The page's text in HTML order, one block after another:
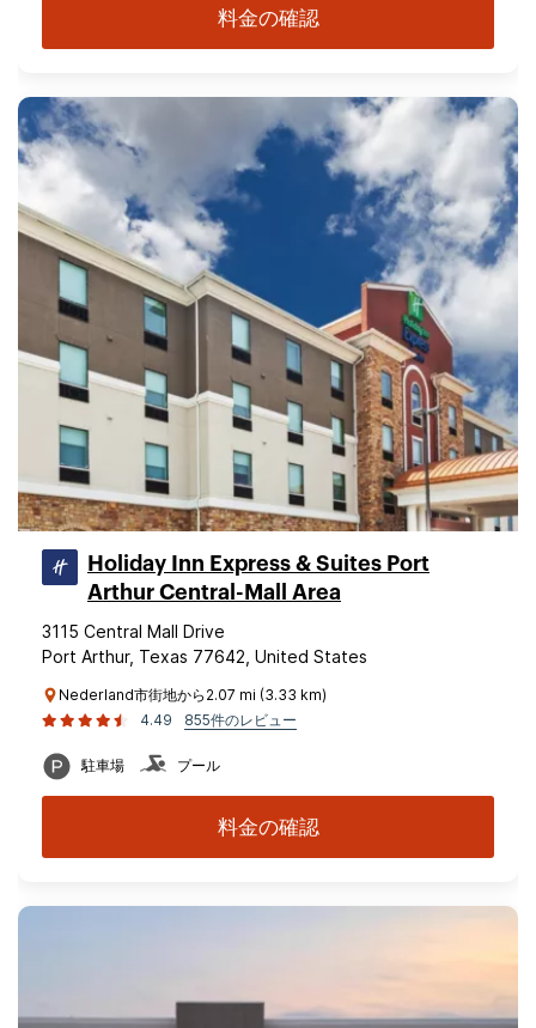
料金の確認
Holiday Inn Express & Suites Port
Arthur Central-Mall Area
3115 Central Mall Drive
Port Arthur, Texas 77642, United States
Nederland市街地から2.07 mi (3.33 km)
4.49
855件のレビュー
駐車場 プール
料金の確認